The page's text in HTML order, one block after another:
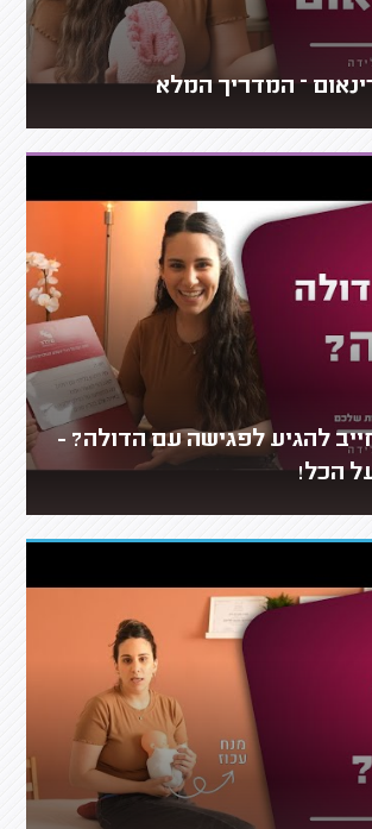
– המדריך המלא
להגיע לפגישה עם הדולה? -
הכל!